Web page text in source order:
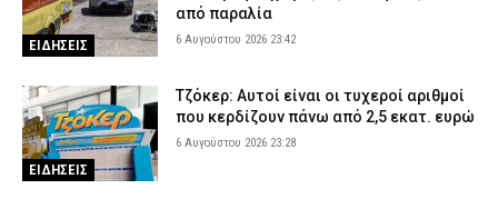
ΕΙΔΗΣΕΙΣ
από παραλία
6 Αυγούστου 2026 23:42
ΕΙΔΗΣΕΙΣ
Τζόκερ: Αυτοί είναι οι τυχεροί αριθμοί
που κερδίζουν πάνω από 2,5 εκατ. ευρώ
6 Αυγούστου 2026 23:28